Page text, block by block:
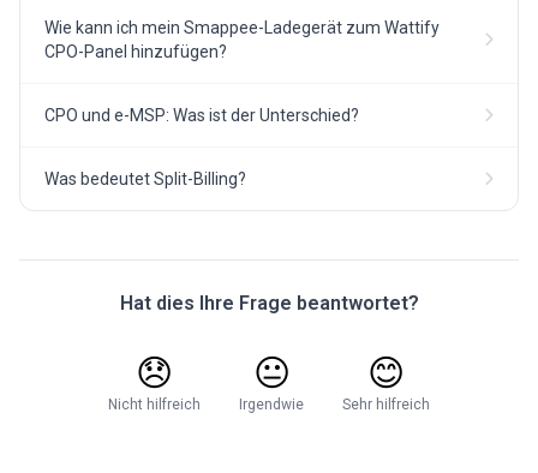
Wie kann ich mein Smappee-Ladegerät zum Wattify
CPO-Panel hinzufügen?
CPO und e-MSP: Was ist der Unterschied?
Was bedeutet Split-Billing?
Hat dies Ihre Frage beantwortet?
😞
Nicht hilfreich
😐
Irgendwie
😊
Sehr hilfreich